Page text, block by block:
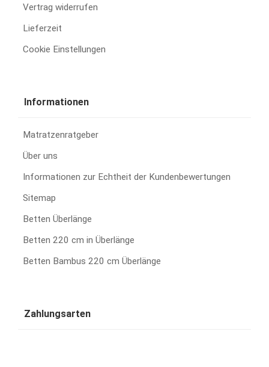
Vertrag widerrufen
Lieferzeit
Cookie Einstellungen
Informationen
Matratzenratgeber
Über uns
Informationen zur Echtheit der Kundenbewertungen
Sitemap
Betten Überlänge
Betten 220 cm in Überlänge
Betten Bambus 220 cm Überlänge
Zahlungsarten